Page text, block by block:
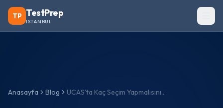
TP TestPrep
ISTANBUL
Anasayfa Blog UCAS'ta Kaç Seçim Yapmalısınız? 2025/26 Başvuruları Rehberi